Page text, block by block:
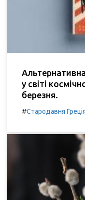
у світі
березня.
#Стародавня Греція